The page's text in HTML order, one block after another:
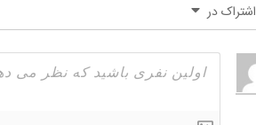
اشتراک در